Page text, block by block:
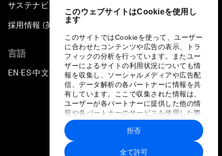
このウェブサイトはCookieを使用し
ます
このサイトではCookieを使って、ユーザー
に合わせたコンテンツや広告の表示、トラ
フィックの分析を行っています。またユー
ザーによるサイトの利用状況についても情
報を収集し、ソーシャルメディアや広告配
信、データ解析の各パートナーに情報を共
有しています。ここで収集された情報は、
ユーザーが各パートナーに提供した他の情
報や各パートナーのサービスを使用した際
に収集された情報と組み合わされ、各パー
トナーによって使用されることがありま
す。
全て許可
拒否
サステナビリティへの取り組み
採用情報 (英語のみ)
言語
EN ▪ES▪中文▪ 日本語
プライバシーポリシーと利用規約